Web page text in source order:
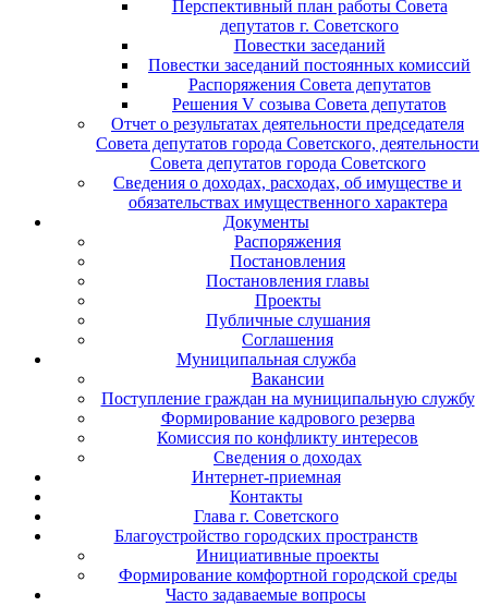
Перспективный план работы Совета
депутатов г. Советского
Повестки заседаний
Повестки заседаний постоянных комиссий
Распоряжения Совета депутатов
Решения V созыва Совета депутатов
Отчет о результатах деятельности председателя
Совета депутатов города Советского, деятельности
Совета депутатов города Советского
Сведения о доходах, расходах, об имуществе и
обязательствах имущественного характера
Документы
Распоряжения
Постановления
Постановления главы
Проекты
Публичные слушания
Соглашения
Муниципальная служба
Вакансии
Поступление граждан на муниципальную службу
Формирование кадрового резерва
Комиссия по конфликту интересов
Сведения о доходах
Интернет-приемная
Контакты
Глава г. Советского
Благоустройство городских пространств
Инициативные проекты
Формирование комфортной городской среды
Часто задаваемые вопросы